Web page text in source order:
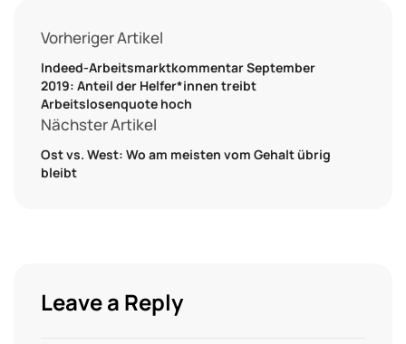
Vorheriger Artikel
Indeed-Arbeitsmarktkommentar September
2019: Anteil der Helfer*innen treibt
Arbeitslosenquote hoch
Nächster Artikel
Ost vs. West: Wo am meisten vom Gehalt übrig
bleibt
Leave a Reply